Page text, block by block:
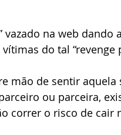
vazado na web
do tal “revenge
mão de sentir
ou parceira,
correr o risco de cair